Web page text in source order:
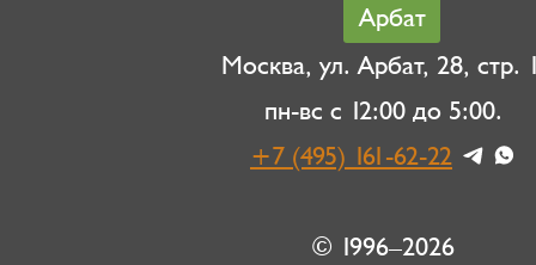
Арбат
Москва, ул. Арбат, 28, стр.
пн-вс с 12:00 до 5:00.
+7 (495) 161-62-22
© 1996–2026